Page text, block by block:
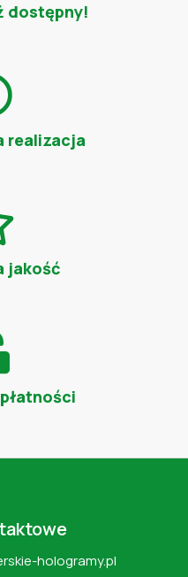
dostępny!
realizacja
jakość
hologramy.pl